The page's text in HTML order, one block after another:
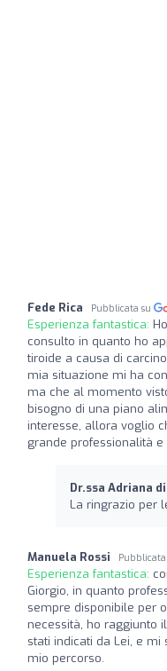
Fede Rica Pubblicata su
Esperienza fantastica:
consulto in quanto ho
tiroide a causa di
mia situazione mi ha
ma che al momento
bisogno di una piano
interesse, allora voglio
grande professionalità e
Dr.ssa Adriana
La ringrazio per
Manuela Rossi Pubblicata
Esperienza fantastica:
Giorgio, in quanto
sempre disponibile per
necessità, ho raggiunto
stati indicati da Lei, e
mio percorso.